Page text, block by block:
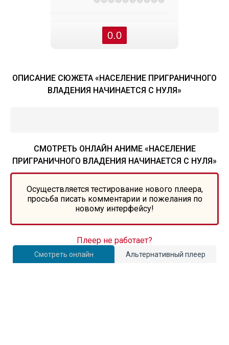
0.0
ОПИСАНИЕ СЮЖЕТА «НАСЕЛЕНИЕ ПРИГРАНИЧНОГО
ВЛАДЕНИЯ НАЧИНАЕТСЯ С НУЛЯ»
СМОТРЕТЬ ОНЛАЙН АНИМЕ «НАСЕЛЕНИЕ
ПРИГРАНИЧНОГО ВЛАДЕНИЯ НАЧИНАЕТСЯ С НУЛЯ»
Осуществляется тестирование нового плеера,
просьба писать комментарии и пожелания по
новому интерфейсу!
Смотреть онлайн Альтернативный плеер
Плеер не работает?